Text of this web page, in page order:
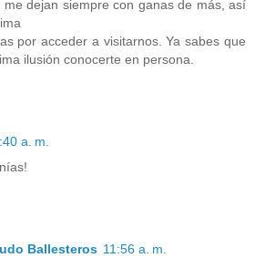
me dejan siempre con ganas de más, así
por acceder a visitarnos. Ya sabes que
ilusión conocerte en persona.
a. m.
Ballesteros 11:56 a. m.